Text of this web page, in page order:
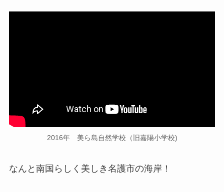
2016年 美ら島自然学校（旧嘉陽小学校)
なんと南国らしく美しき名護市の海岸！